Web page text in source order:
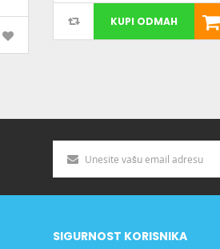
KUPI ODMAH
SIGURNOST KORISNIKA